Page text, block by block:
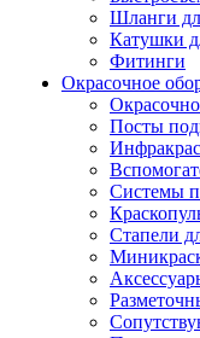
Шланги
Катушки
Фитинги
Окрасочное
Посты
Системы
Стапели